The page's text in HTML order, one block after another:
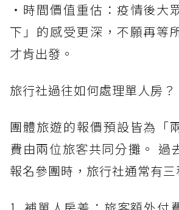
・時間價值重估：疫情後大
下」的感受更深，不願再等
才肯出發。
旅行社過往如何處理單人房？
團體旅遊的報價預設皆為「
費由兩位旅客共同分攤。 過
報名參團時，旅行社通常有三